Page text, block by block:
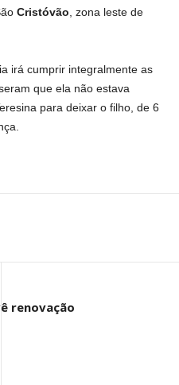
Cristóvão , zona leste de
irá cumprir integralmente as
que ela não estava
para deixar o filho, de 6
renovação